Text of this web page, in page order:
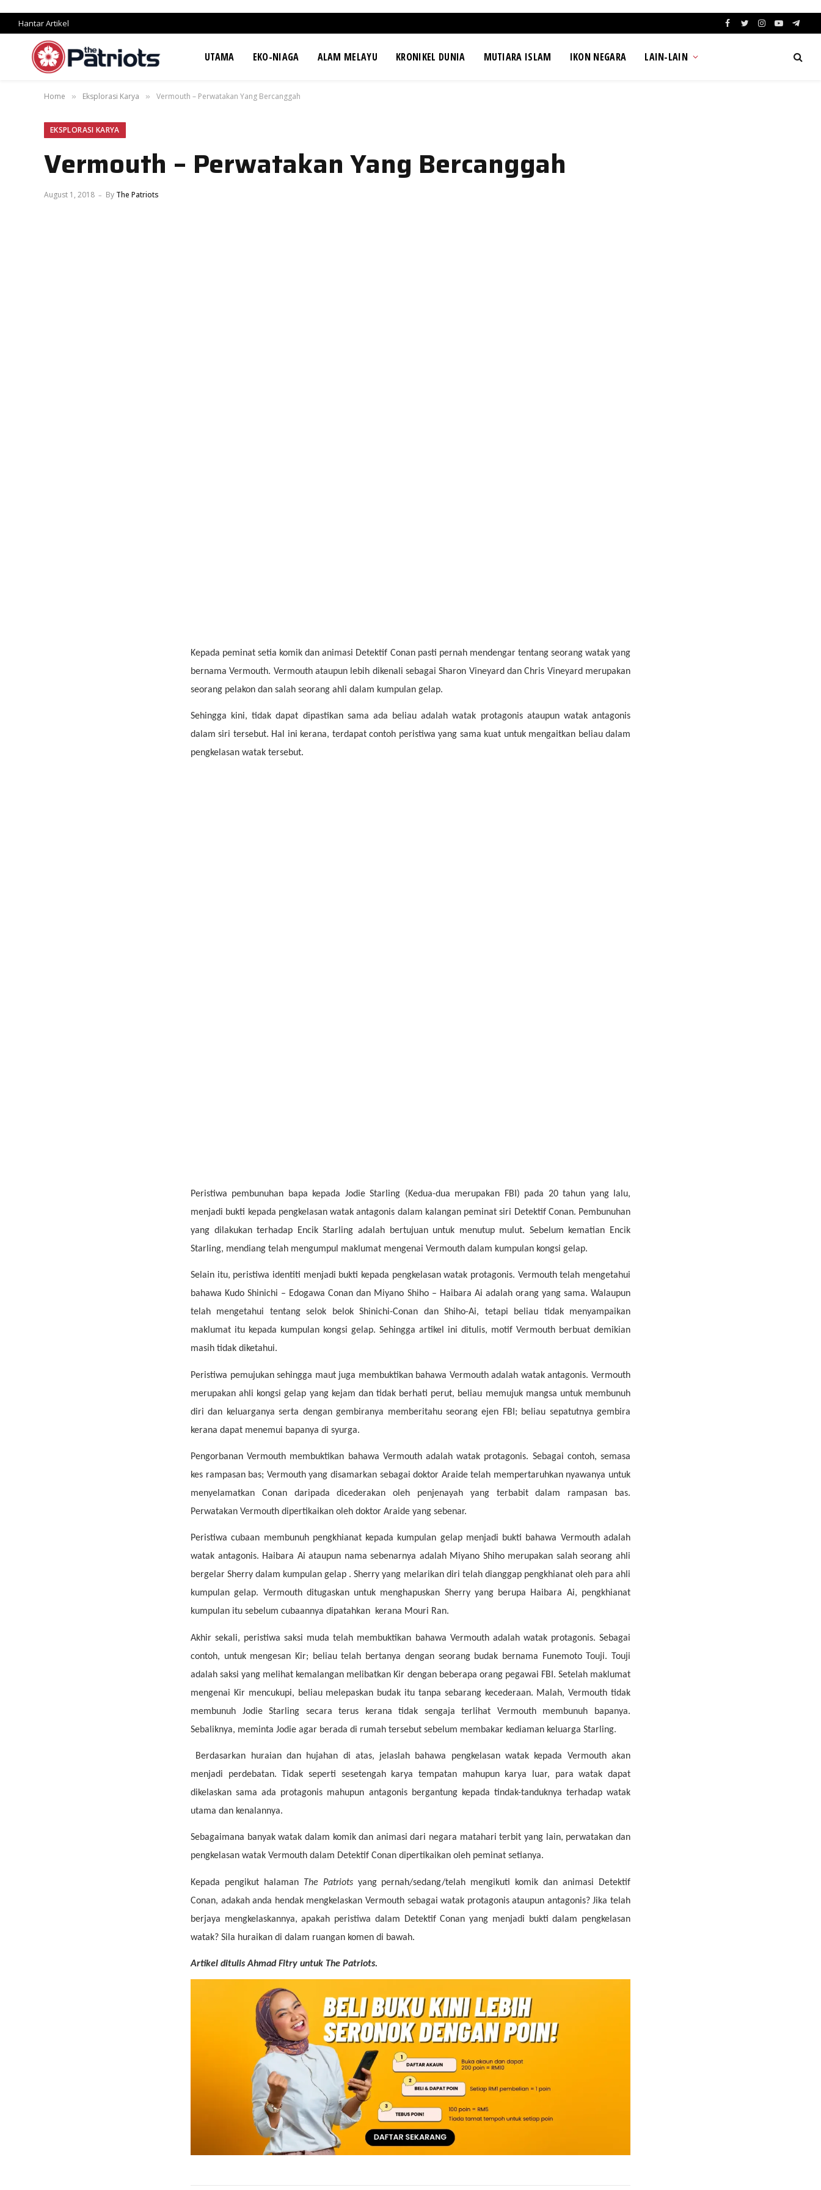
Hantar Artikel Facebook
TwitterInstagram
YouTube
UTAMA EKO-NIAGA ALAM MELAYU KRONIKEL DUNIA MUTIARA ISLAM IKON NEGARA LAIN-LAIN
Home » Eksplorasi Karya » Vermouth – Perwatakan Yang Bercanggah
EKSPLORASI KARYA
Vermouth – Perwatakan Yang Bercanggah
August 1, 2018 By The Patriots
Kepada peminat setia komik dan animasi Detektif Conan pasti pernah mendengar tentang seorang watak yang
bernama Vermouth. Vermouth ataupun lebih dikenali sebagai Sharon Vineyard dan Chris Vineyard merupakan
seorang pelakon dan salah seorang ahli dalam kumpulan gelap.
Sehingga kini, tidak dapat dipastikan sama ada beliau adalah watak protagonis ataupun watak antagonis
dalam siri tersebut. Hal ini kerana, terdapat contoh peristiwa yang sama kuat untuk mengaitkan beliau dalam
pengkelasan watak tersebut.
Peristiwa pembunuhan bapa kepada Jodie Starling (Kedua-dua merupakan FBI) pada 20 tahun yang lalu,
menjadi bukti kepada pengkelasan watak antagonis dalam kalangan peminat siri Detektif Conan. Pembunuhan
yang dilakukan terhadap Encik Starling adalah bertujuan untuk menutup mulut. Sebelum kematian Encik
Starling, mendiang telah mengumpul maklumat mengenai Vermouth dalam kumpulan kongsi gelap.
Selain itu, peristiwa identiti menjadi bukti kepada pengkelasan watak protagonis. Vermouth telah mengetahui
bahawa Kudo Shinichi – Edogawa Conan dan Miyano Shiho – Haibara Ai adalah orang yang sama. Walaupun
telah mengetahui tentang selok belok Shinichi-Conan dan Shiho-Ai, tetapi beliau tidak menyampaikan
maklumat itu kepada kumpulan kongsi gelap. Sehingga artikel ini ditulis, motif Vermouth berbuat demikian
masih tidak diketahui.
Peristiwa pemujukan sehingga maut juga membuktikan bahawa Vermouth adalah watak antagonis. Vermouth
merupakan ahli kongsi gelap yang kejam dan tidak berhati perut, beliau memujuk mangsa untuk membunuh
diri dan keluarganya serta dengan gembiranya memberitahu seorang ejen FBI; beliau sepatutnya gembira
kerana dapat menemui bapanya di syurga.
Pengorbanan Vermouth membuktikan bahawa Vermouth adalah watak protagonis. Sebagai contoh, semasa
kes rampasan bas; Vermouth yang disamarkan sebagai doktor Araide telah mempertaruhkan nyawanya untuk
menyelamatkan Conan daripada dicederakan oleh penjenayah yang terbabit dalam rampasan bas.
Perwatakan Vermouth dipertikaikan oleh doktor Araide yang sebenar.
Peristiwa cubaan membunuh pengkhianat kepada kumpulan gelap menjadi bukti bahawa Vermouth adalah
watak antagonis. Haibara Ai ataupun nama sebenarnya adalah Miyano Shiho merupakan salah seorang ahli
bergelar Sherry dalam kumpulan gelap . Sherry yang melarikan diri telah dianggap pengkhianat oleh para ahli
kumpulan gelap. Vermouth ditugaskan untuk menghapuskan Sherry yang berupa Haibara Ai, pengkhianat
kumpulan itu sebelum cubaannya dipatahkan kerana Mouri Ran.
Akhir sekali, peristiwa saksi muda telah membuktikan bahawa Vermouth adalah watak protagonis. Sebagai
contoh, untuk mengesan Kir; beliau telah bertanya dengan seorang budak bernama Funemoto Touji. Touji
adalah saksi yang melihat kemalangan melibatkan Kir dengan beberapa orang pegawai FBI. Setelah maklumat
mengenai Kir mencukupi, beliau melepaskan budak itu tanpa sebarang kecederaan. Malah, Vermouth tidak
membunuh Jodie Starling secara terus kerana tidak sengaja terlihat Vermouth membunuh bapanya.
Sebaliknya, meminta Jodie agar berada di rumah tersebut sebelum membakar kediaman keluarga Starling.
Berdasarkan huraian dan hujahan di atas, jelaslah bahawa pengkelasan watak kepada Vermouth akan
menjadi perdebatan. Tidak seperti sesetengah karya tempatan mahupun karya luar, para watak dapat
dikelaskan sama ada protagonis mahupun antagonis bergantung kepada tindak-tanduknya terhadap watak
utama dan kenalannya.
Sebagaimana banyak watak dalam komik dan animasi dari negara matahari terbit yang lain, perwatakan dan
pengkelasan watak Vermouth dalam Detektif Conan dipertikaikan oleh peminat setianya.
Kepada pengikut halaman The Patriots yang pernah/sedang/telah mengikuti komik dan animasi Detektif
Conan, adakah anda hendak mengkelaskan Vermouth sebagai watak protagonis ataupun antagonis? Jika telah
berjaya mengkelaskannya, apakah peristiwa dalam Detektif Conan yang menjadi bukti dalam pengkelasan
watak? Sila huraikan di dalam ruangan komen di bawah.
Artikel ditulis Ahmad Fitry untuk The Patriots.